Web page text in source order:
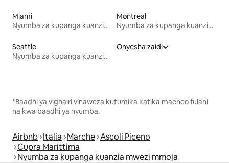
Miami
Nyumba za kupanga kuanzia mwezi mmoja
Montreal
Nyumba za kupanga kuanzia mwezi mmoja
Seattle
Nyumba za kupanga kuanzia mwezi mmoja
Onyesha zaidi
*Baadhi ya vighairi vinaweza kutumika katika maeneo fulani
na kwa baadhi ya nyumba.
Airbnb Italia Marche Ascoli Piceno
Cupra Marittima
Nyumba za kupanga kuanzia mwezi mmoja